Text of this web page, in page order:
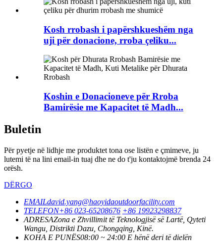
Kosh rrobash i papërshkueshëm nga
uji për donacione, rroba çeliku...
Koshin e Donacioneve për Rroba
Bamirësie me Kapacitet të Madh...
Buletin
Për pyetje në lidhje me produktet tona ose listën e çmimeve, ju
lutemi të na lini email-in tuaj dhe ne do t'ju kontaktojmë brenda 24
orësh.
DËRGO
EMAILdavid.yang@haoyidaoutdoorfacility.com
TELEFON+86 023-65208676 +86 19923298837
ADRESAZona e Zhvillimit të Teknologjisë së Lartë, Qyteti
Wangu, Distrikti Dazu, Chongqing, Kinë.
KOHA E PUNËS08:00 ~ 24:00 E hënë deri të dielën